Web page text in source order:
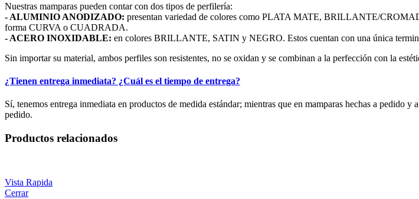
Nuestras mamparas pueden contar con dos tipos de perfilería:
- ALUMINIO ANODIZADO: presentan variedad de colores como PLATA MATE, BRILLANTE/
forma CURVA o CUADRADA.
- ACERO INOXIDABLE: en colores BRILLANTE, SATIN y NEGRO. Estos cuentan con una única
Sin importar su material, ambos perfiles son resistentes, no se oxidan y se combinan a la perfección con la
¿Tienen entrega inmediata? ¿Cuál es el tiempo de entrega?
Sí, tenemos entrega inmediata en productos de medida estándar; mientras que en mamparas hechas a pedido
pedido.
Productos relacionados
Vista Rapida
Cerrar